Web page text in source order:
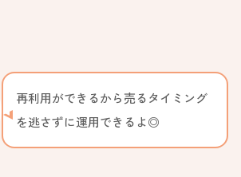
再利用ができるから売るタイミング
を逃さずに運用できるよ◎